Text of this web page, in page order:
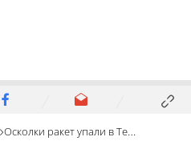
Осколки ракет упали в Тель-Авиве. Повреждены машины